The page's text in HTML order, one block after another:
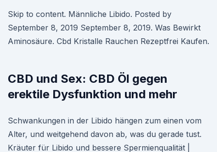
Skip to content. Männliche Libido. Posted by
September 8, 2019 September 8, 2019. Was Bewirkt
Aminosäure. Cbd Kristalle Rauchen Rezeptfrei Kaufen.
CBD und Sex: CBD Öl gegen
erektile Dysfunktion und mehr
Schwankungen in der Libido hängen zum einen vom
Alter, und weitgehend davon ab, was du gerade tust.
Kräuter für Libido und bessere Spermienqualität |